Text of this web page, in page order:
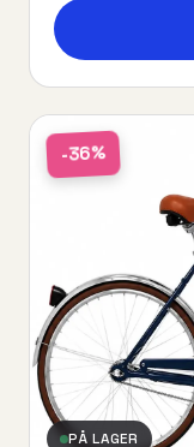
-36%
PÅ LAGER